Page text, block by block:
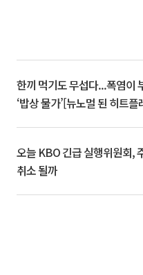
한끼 먹기도 무섭다...폭염이
‘밥상 물가’[뉴노멀 된 히트플
오늘 KBO 긴급 실행위원회,
취소 될까